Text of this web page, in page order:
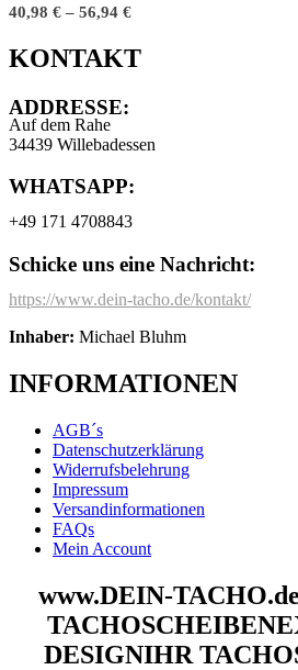
40,98 € – 56,94 €
KONTAKT
ADDRESSE:
Auf dem Rahe
34439 Willebadessen
WHATSAPP:
+49 171 4708843
Schicke uns eine Nachricht:
https://www.dein-tacho.de/kontakt/
Inhaber: Michael Bluhm
INFORMATIONEN
AGB´s
Datenschutzerklärung
Widerrufsbelehrung
Impressum
Versandinformationen
FAQs
Mein Account
www.DEIN-TACHO.de
TACHOSCHEIBEN
DESIGNIHR